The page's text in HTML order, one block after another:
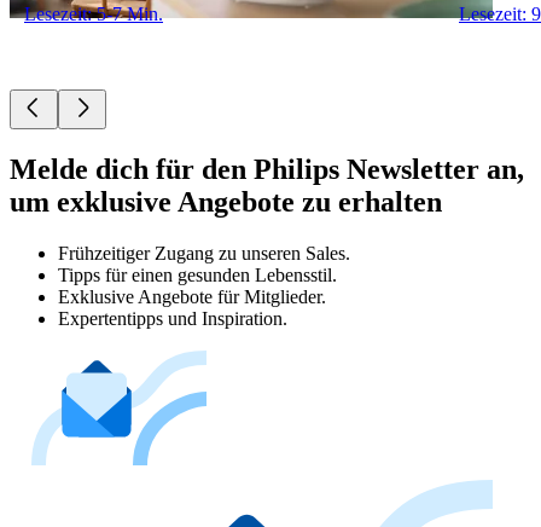
Lesezeit: 5-7 Min. Lesezeit:
Melde dich für den Philips Newsletter an,
um exklusive Angebote zu erhalten
Frühzeitiger Zugang zu unseren Sales.
Tipps für einen gesunden Lebensstil.
Exklusive Angebote für Mitglieder.
Expertentipps und Inspiration.